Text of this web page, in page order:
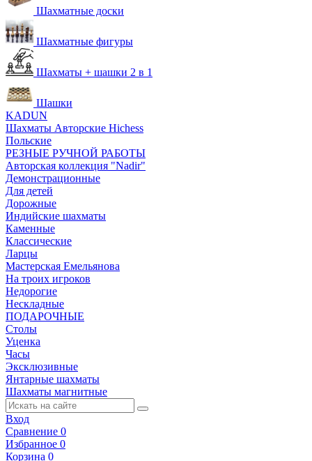
Шахматные доски
Шахматные фигуры
Шахматы + шашки 2 в 1
Шашки
KADUN
Шахматы Авторские Hichess
Польские
РЕЗНЫЕ РУЧНОЙ РАБОТЫ
Авторская коллекция "Nadir"
Демонстрационные
Для детей
Дорожные
Индийские шахматы
Каменные
Классические
Ларцы
Мастерская Емельянова
На троих игроков
Недорогие
Нескладные
ПОДАРОЧНЫЕ
Столы
Уценка
Часы
Эксклюзивные
Янтарные шахматы
Шахматы магнитные
Вход
Сравнение 0
Избранное 0
Корзина 0